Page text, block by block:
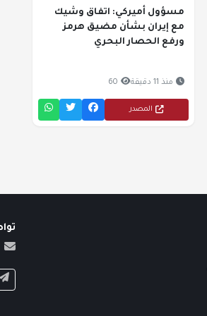
مسؤول أميركي: اتفاق وشيك
مع إيران بشأن مضيق هرمز
ورفع الحصار البحري
منذ 11 دقيقة 60
المصدر